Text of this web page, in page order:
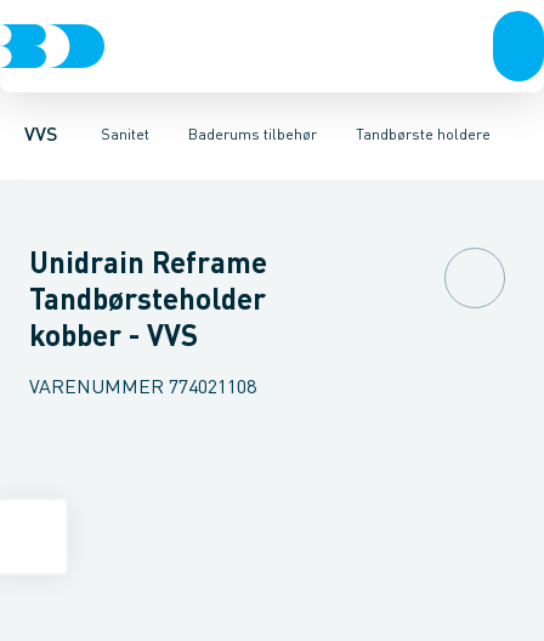
VVS Sanitet
Rør & fittingsPressfittings & rørKuglehaner & ventilerAfløb
Baderums tilbehør
Toiletter, sæder og cisternerVaskeArmaturerBrusere
Tandbørste holdere
Toiletpapir holdere Reserve papirholdereKroge &
Unidrain Reframe
Tandbørsteholder
kobber - VVS
VARENUMMER 774021108